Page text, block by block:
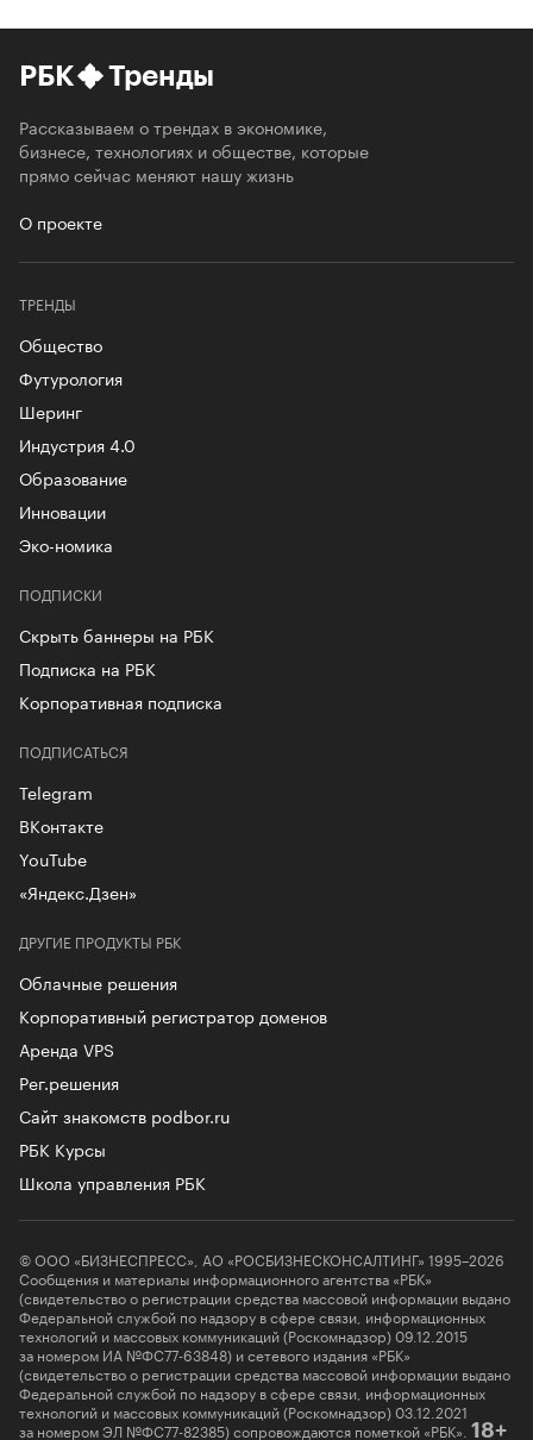
РБК Тренды
Рассказываем о трендах в экономике,
бизнесе, технологиях и обществе, которые
прямо сейчас меняют нашу жизнь
О проекте
ТРЕНДЫ
Общество
Футурология
Шеринг
Индустрия 4.0
Образование
Инновации
Эко-номика
ПОДПИСКИ
Скрыть баннеры на РБК
Подписка на РБК
Корпоративная подписка
ДРУГИЕ ПРОДУКТЫ РБК
Облачные решения
Корпоративный регистратор доменов
Аренда VPS
Рег.решения
Сайт знакомств podbor.ru
РБК Курсы
Школа управления РБК
ПОДПИСАТЬСЯ
Telegram
ВКонтакте
YouTube
«Яндекс.Дзен»
© ООО «БИЗНЕСПРЕСС», АО «РОСБИЗНЕСКОНСАЛТИНГ» 1995–2026
Сообщения и материалы информационного агентства «РБК»
(свидетельство о регистрации средства массовой информации выдано
Федеральной службой по надзору в сфере связи, информационных
технологий и массовых коммуникаций (Роскомнадзор) 09.12.2015
за номером ИА №ФС77-63848) и сетевого издания «РБК»
(свидетельство о регистрации средства массовой информации выдано
Федеральной службой по надзору в сфере связи, информационных
технологий и массовых коммуникаций (Роскомнадзор) 03.12.2021
за номером ЭЛ №ФС77-82385) сопровождаются пометкой «РБК». 18+